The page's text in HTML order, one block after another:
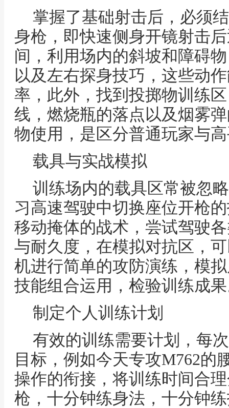
掌握了基础射击后，必须
身枪，即快速侧身开镜射击
间，利用场内的斜坡和障碍
以及左右探身技巧，这些动
率，此外，找到投掷物训练
线，燃烧瓶的落点以及烟雾
物使用，是区分普通玩家与
载具与实战模拟
训练场内的载具区常被忽
习高速驾驶中切换座位开枪
移动掩体的战术，尝试驾驶
与耐久度，在模拟对抗区，
机进行简单的攻防演练，模
技能组合运用，检验训练成
制定个人训练计划
有效的训练需要计划，每
目标，例如今天专攻M762的
操作的衔接，将训练时间合
枪，十分钟练身法，十分钟